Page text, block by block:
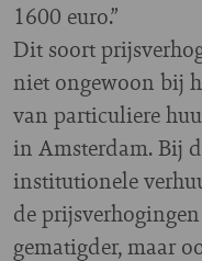
1600 euro.”
Dit soort
niet ongewoon bij
van particuliere
in Amsterdam. Bij
institutionele
de prijsverhogingen
gematigder, maar